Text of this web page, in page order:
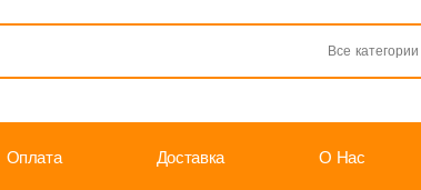
Все категории
Оплата Доставка О Нас